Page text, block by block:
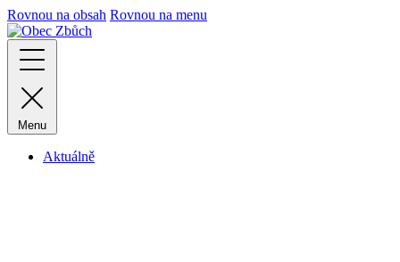
Rovnou na obsah Rovnou na menu
Menu
Aktuálně